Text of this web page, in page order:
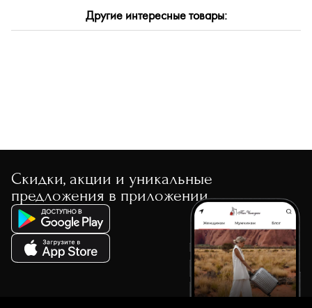
Другие интересные товары:
Скидки, акции и уникальные
предложения в приложении